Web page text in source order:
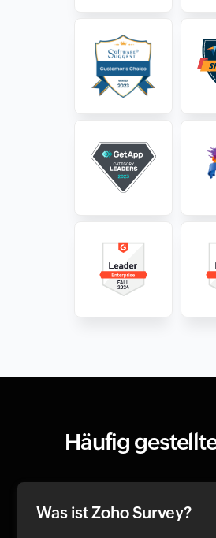
Häufig
Was ist Zoho Survey?